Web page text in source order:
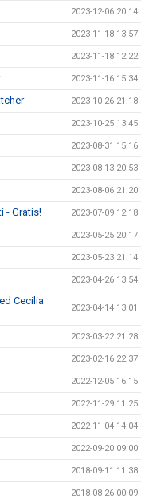
2023-12-06 20:14
2023-11-18 13:57
2023-11-18 12:22
2023-11-16 15:34
2023-10-26 21:18
2023-10-25 13:45
2023-08-31 15:16
2023-08-13 20:53
2023-08-06 21:20
- Gratis! 2023-07-09 12:18
2023-05-25 20:17
2023-05-23 21:14
2023-04-26 13:54
Cecilia
2023-04-14 13:01
2023-03-22 21:28
2023-02-16 22:37
2022-12-05 16:15
2022-11-29 11:25
2022-11-04 14:04
2022-09-20 09:00
2018-09-11 11:38
2018-08-26 00:09